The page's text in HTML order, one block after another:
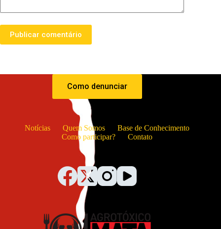
Publicar comentário
Como denunciar
Notícias Quem Somos
Base de Conhecimento
Como participar?
Contato